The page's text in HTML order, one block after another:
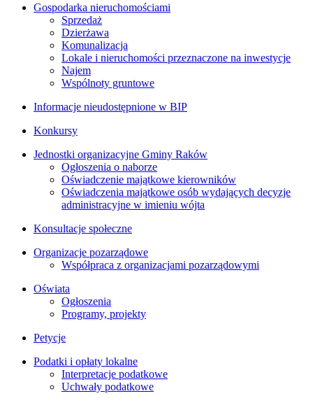
Gospodarka nieruchomościami
Sprzedaż
Dzierżawa
Komunalizacja
Lokale i nieruchomości przeznaczone na inwestycje
Najem
Wspólnoty gruntowe
Informacje nieudostępnione w BIP
Konkursy
Jednostki organizacyjne Gminy Raków
Ogłoszenia o naborze
Oświadczenie majątkowe kierowników
Oświadczenia majątkowe osób wydających decyzje
administracyjne w imieniu wójta
Konsultacje społeczne
Organizacje pozarządowe
Współpraca z organizacjami pozarządowymi
Oświata
Ogłoszenia
Programy, projekty
Petycje
Podatki i opłaty lokalne
Interpretacje podatkowe
Uchwały podatkowe